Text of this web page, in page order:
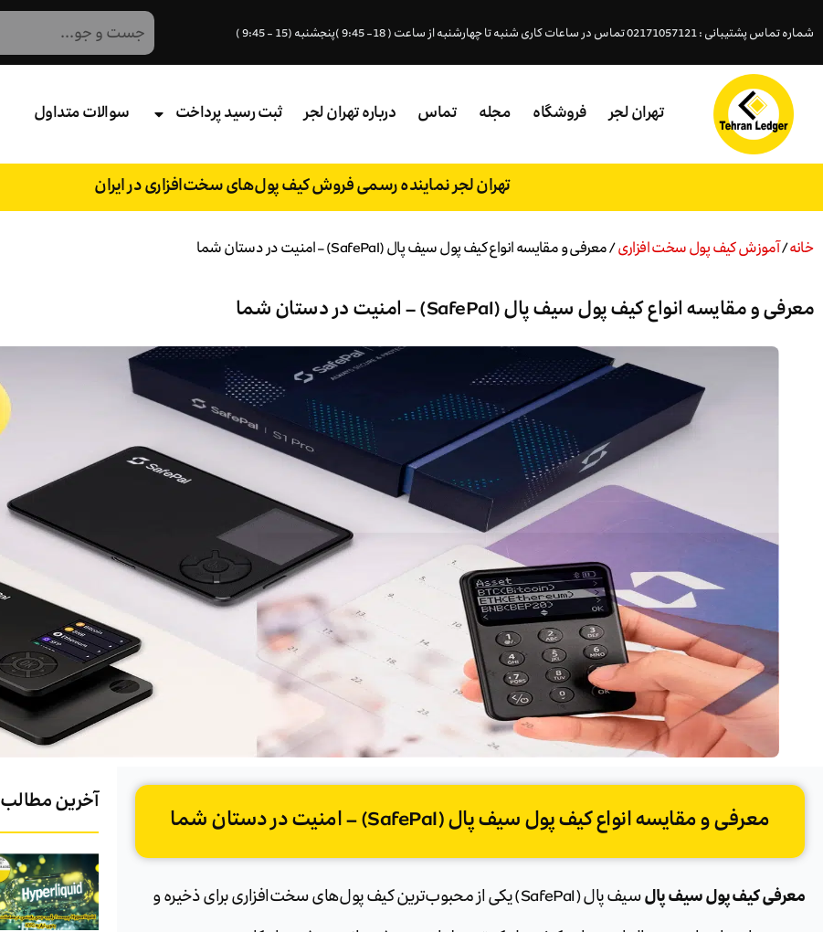
شماره تماس پشتیبانی : 02171057121 تماس در ساعات کاری شنبه تا چهارشنبه از ساعت ( 18- 9:45 )پنجشنبه (15 - 9:45 )
تهران لجر فروشگاه مجله تماس درباره تهران لجر ثبت رسید پرداخت سوالات متداول
تهران لجر نماینده رسمی فروش کیف پول‌های سخت‌افزاری در ایران
خانه/ آموزش کیف پول سخت افزاری / معرفی و مقایسه انواع کیف پول سیف پال (SafePal) – امنیت در دستان شما
معرفی و مقایسه انواع کیف پول سیف پال (SafePal) – امنیت در دستان شما
معرفی و مقایسه انواع کیف پول سیف پال (SafePal) – امنیت در دستان شما
معرفی کیف پول سیف پال سیف پال (SafePal) یکی از محبوب‌ترین کیف پول‌های سخت‌افزاری برای ذخیره و
آخرین مطالب